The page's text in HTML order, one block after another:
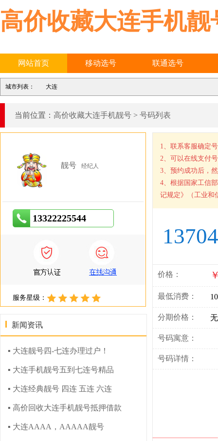
高价收藏大连手机靓
网站首页 移动选号 联通选号
城市列表： 大连
当前位置： 高价收藏大连手机靓号 > 号码列表
1、联系客服确定
2、可以在线支付
3、预约成功后，
4、根据国家工信
记规定》（工业和
价格：
最低消费：
分期价格： 无
号码寓意：
号码详情：
靓号 经纪人
13322225544
服务星级：
新闻资讯
▪ 大连靓号四-七连办理过户！
▪ 大连手机靓号五到七连号精品
▪ 大连经典靓号 四连 五连 六连
▪ 高价回收大连手机靓号抵押借款
▪ 大连AAAA，AAAAA靓号